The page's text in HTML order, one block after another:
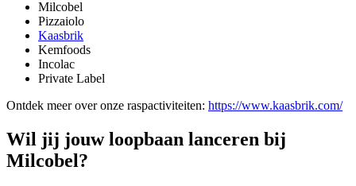
Milcobel
Pizzaiolo
Kaasbrik
Kemfoods
Incolac
Private Label
Ontdek meer over onze raspactiviteiten: https://www.kaasbrik.com/
Wil jij jouw loopbaan lanceren bij
Milcobel?